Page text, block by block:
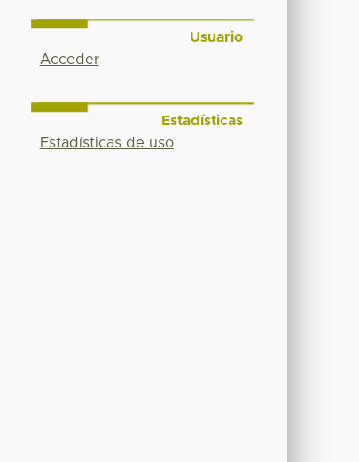
Usuario
Acceder
Estadísticas
Estadísticas de uso